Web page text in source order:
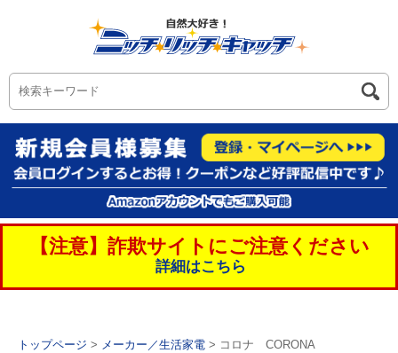
【注意】詐欺サイトにご注意ください
詳細はこちら
トップページ > メーカー／生活家電 > コロナ CORONA